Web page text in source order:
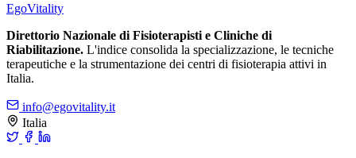
EgoVitality
Direttorio Nazionale di Fisioterapisti e Cliniche di
Riabilitazione. L'indice consolida la specializzazione, le tecniche
terapeutiche e la strumentazione dei centri di fisioterapia attivi in
Italia.
info@egovitality.it
Italia